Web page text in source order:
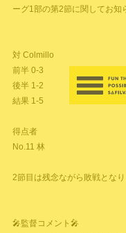
ーグ1部の第2節に関してお知
対 Colmillo
前半 0-3
後半 1-2
結果 1-5
得点者
No.11 林
2節目は残念ながら敗戦となり
🎤監督コメント🎤